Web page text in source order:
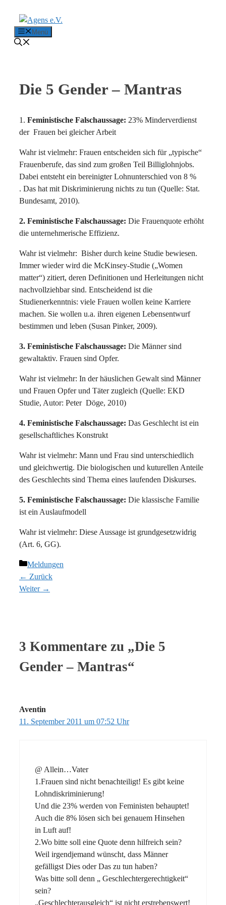
Menü
Die 5 Gender – Mantras
1. Feministische Falschaussage: 23% Minderverdienst
der Frauen bei gleicher Arbeit
Wahr ist vielmehr: Frauen entscheiden sich für „typische“
Frauenberufe, das sind zum großen Teil Billiglohnjobs.
Dabei entsteht ein bereinigter Lohnunterschied von 8 %
. Das hat mit Diskriminierung nichts zu tun (Quelle: Stat.
Bundesamt, 2010).
2. Feministische Falschaussage: Die Frauenquote erhöht
die unternehmerische Effizienz.
Wahr ist vielmehr: Bisher durch keine Studie bewiesen.
Immer wieder wird die McKinsey-Studie („Women
matter“) zitiert, deren Definitionen und Herleitungen nicht
nachvollziehbar sind. Entscheidend ist die
Studienerkenntnis: viele Frauen wollen keine Karriere
machen. Sie wollen u.a. ihren eigenen Lebensentwurf
bestimmen und leben (Susan Pinker, 2009).
3. Feministische Falschaussage: Die Männer sind
gewaltaktiv. Frauen sind Opfer.
Wahr ist vielmehr: In der häuslichen Gewalt sind Männer
und Frauen Opfer und Täter zugleich (Quelle: EKD
Studie, Autor: Peter Döge, 2010)
4. Feministische Falschaussage: Das Geschlecht ist ein
gesellschaftliches Konstrukt
Wahr ist vielmehr: Mann und Frau sind unterschiedlich
und gleichwertig. Die biologischen und kuturellen Anteile
des Geschlechts sind Thema eines laufenden Diskurses.
5. Feministische Falschaussage: Die klassische Familie
ist ein Auslaufmodell
Wahr ist vielmehr: Diese Aussage ist grundgesetzwidrig
(Art. 6, GG).
Kategorien
Meldungen
← Zurück
Weiter →
3 Kommentare zu „Die 5
Gender – Mantras“
Aventin
11. September 2011 um 07:52 Uhr
@ Allein…Vater
1.Frauen sind nicht benachteiligt! Es gibt keine
Lohndiskriminierung!
Und die 23% werden von Feministen behauptet!
Auch die 8% lösen sich bei genauem Hinsehen
in Luft auf!
2.Wo bitte soll eine Quote denn hilfreich sein?
Weil irgendjemand wünscht, dass Männer
gefälligst Dies oder Das zu tun haben?
Was bitte soll denn „ Geschlechtergerechtigkeit“
sein?
„Geschlechterausgleich“ ist nicht erstrebenswert!